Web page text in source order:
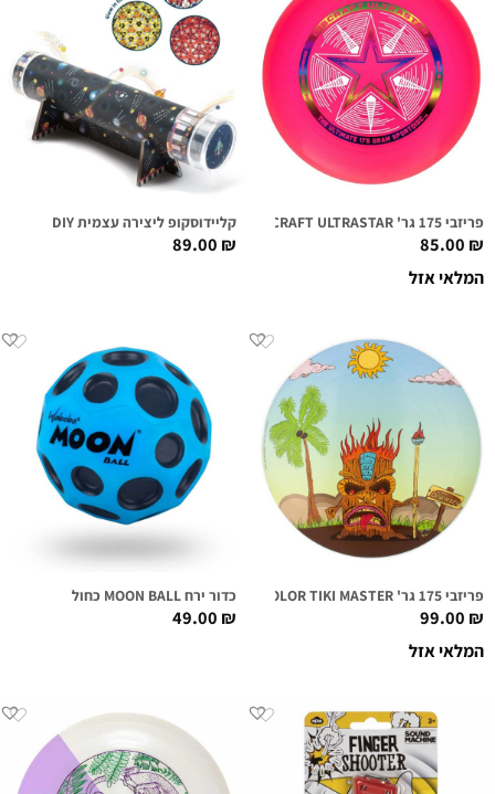
פריזבי 175 גר' DISCRAFT ULTRASTAR ורוד
85.00₪
המלאי אזל
קליידוסקופ ליצירה עצמית DIY
89.00₪
פריזבי 175 גר' DISCRAFT SUPERCOLOR TIKI MASTER
99.00₪
המלאי אזל
כדור ירח MOON BALL כחול
49.00₪